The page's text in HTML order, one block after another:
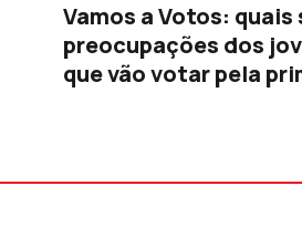
Vamos a Votos: quais
preocupações dos
que vão votar pela